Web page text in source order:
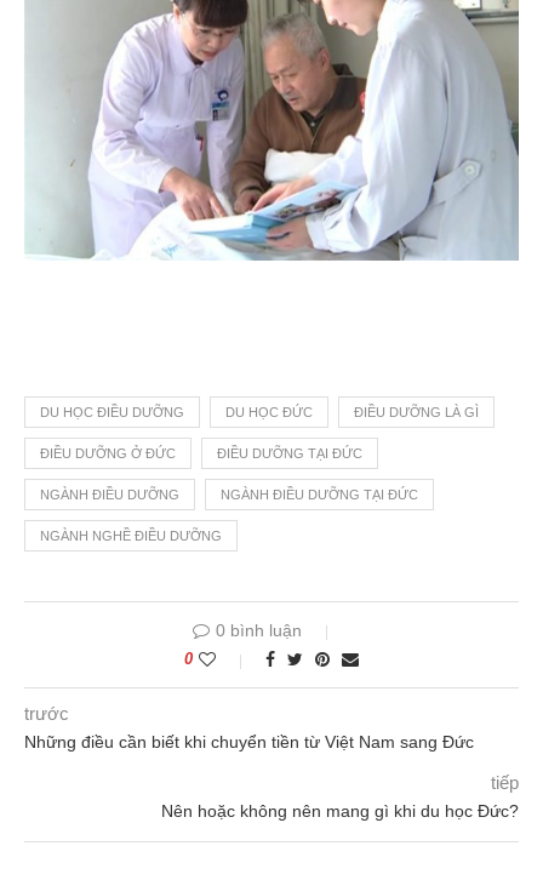
DU HỌC ĐIỀU DƯỠNG DU HỌC ĐỨC ĐIỀU DƯỠNG LÀ GÌ
ĐIỀU DƯỠNG Ở ĐỨC ĐIỀU DƯỠNG TẠI ĐỨC
NGÀNH ĐIỀU DƯỠNG NGÀNH ĐIỀU DƯỠNG TẠI ĐỨC
NGÀNH NGHỀ ĐIỀU DƯỠNG
0 bình luận
0
trước
Những điều cần biết khi chuyển tiền từ Việt Nam sang Đức
tiếp
Nên hoặc không nên mang gì khi du học Đức?